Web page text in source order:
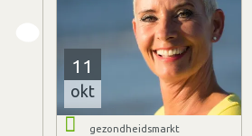
11
okt
gezondheidsmarkt